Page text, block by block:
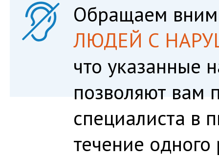
Обращаем
ЛЮДЕЙ С
что указанные
позволяют вам
специалиста в
течение одного